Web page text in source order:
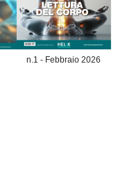
n.1 - Febbraio 2026